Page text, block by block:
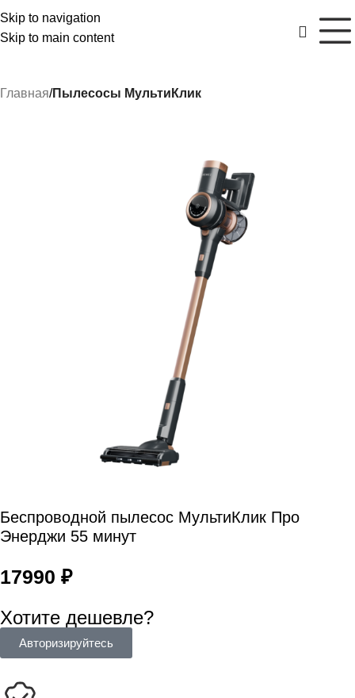
Skip to navigation
Skip to main content
Главная Пылесосы МультиКлик
Беспроводной пылесос МультиКлик Про
Энерджи 55 минут
17990 ₽
Хотите дешевле?
Авторизируйтесь